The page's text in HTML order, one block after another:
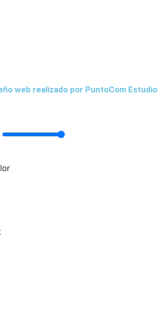
web realizado por PuntoCom Estudio